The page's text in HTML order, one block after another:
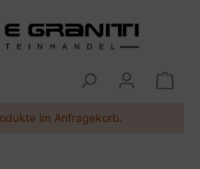
im Anfragekorb.